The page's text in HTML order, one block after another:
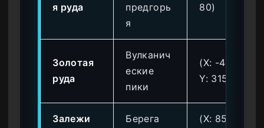
я руда
предгорь
я
80)
Золотая
руда
Вулканич
еские
пики
(X: -400,
Y: 315)
Залежи
Берега
(X: 85, Y: